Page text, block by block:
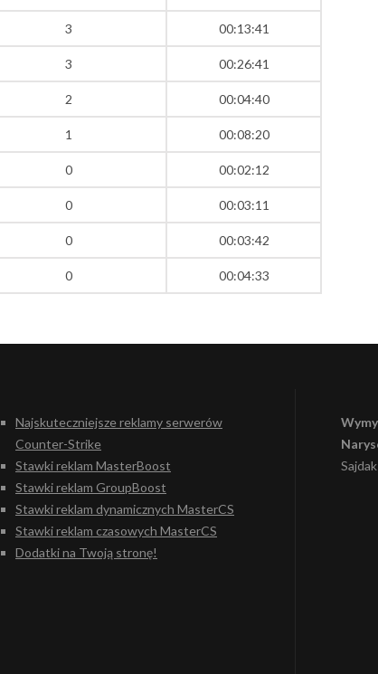
3 00:13:41
3 00:26:41
2 00:04:40
1 00:08:20
0 00:02:12
0 00:03:11
0 00:03:42
0 00:04:33
Najskuteczniejsze reklamy serwerów
Counter-Strike
Stawki reklam MasterBoost
Stawki reklam GroupBoost
Stawki reklam dynamicznych MasterCS
Stawki reklam czasowych MasterCS
Dodatki na Twoją stronę!
Sajdak